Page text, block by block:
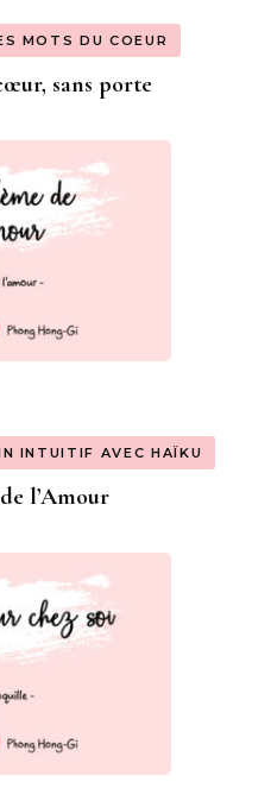
MOTS DU COEUR
sans porte
INTUITIF AVEC HAÏKU
l’Amour